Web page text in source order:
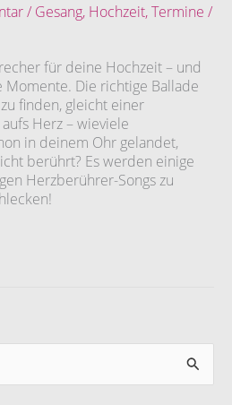
/ Gesang, Hochzeit,Termine /
für deine Hochzeit – und
Momente. Die richtige Ballade
finden, gleicht einer
Herz – wieviele
in deinem Ohr gelandet,
berührt? Es werden einige
Herzberührer-Songs zu